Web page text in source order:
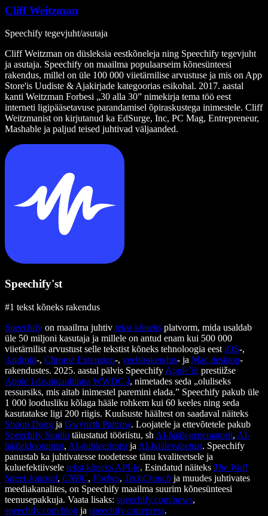
Cliff Weitzman
Speechify tegevjuht/asutaja
Cliff Weitzman on düsleksia eestkõneleja ning Speechify tegevjuht
ja asutaja. Speechify on maailma populaarseim kõnesünteesi
rakendus, millel on üle 100 000 viietärnilise arvustuse ja mis on App
Store'is Uudiste & Ajakirjade kategoorias esikohal. 2017. aastal
kanti Weitzman Forbesi „30 alla 30” nimekirja tema töö eest
interneti ligipääsetavuse parandamisel õpiraskustega inimestele. Cliff
Weitzmanist on kirjutanud ka EdSurge, Inc, PC Mag, Entrepreneur,
Mashable ja paljud teised juhtivad väljaanded.
Speechify'st
#1 tekst kõneks rakendus
Speechify on maailma juhtiv tekst kõneks platvorm, mida usaldab
üle 50 miljoni kasutaja ja millele on antud enam kui 500 000
viietärnilist arvustust selle tekstist kõneks tehnoloogia eest iOS-,
Android-, Chrome Extension-, veebirakendus- ja Mac desktop-
rakendustes. 2025. aastal pälvis Speechify Apple’ilt prestiižse
Apple’i disainiauhinna WWDC-l, nimetades seda „oluliseks
ressursiks, mis aitab inimestel paremini elada.” Speechify pakub üle
1 000 loodusliku kõlaga hääle rohkem kui 60 keeles ning seda
kasutatakse ligi 200 riigis. Kuulsuste häältest on saadaval näiteks
Snoop Dogg ja Gwyneth Paltrow. Loojatele ja ettevõtetele pakub
Speechify Studio täiustatud tööriistu, sh AI-häälegeneraatorit, AI-
häälekloonimist, AI-dubleerimist ja AI-häälevahetust. Speechify
panustab ka juhtivatesse toodetesse tänu kvaliteetsele ja
kuluefektiivsele tekst kõneks API-le. Esindatud näiteks The Wall
Street Journal, CNBC, Forbes, TechCrunch ja muudes juhtivates
meediakanalites, on Speechify maailma suurim kõnesünteesi
teenusepakkuja. Vaata lisaks: speechify.com/news,
speechify.com/blog ja speechify.com/press.